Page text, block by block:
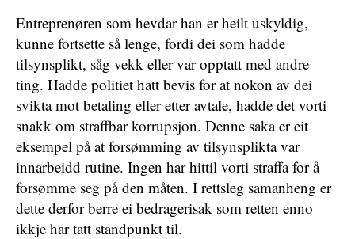
Entreprenøren som hevdar han er heilt uskyldig,
kunne fortsette så lenge, fordi dei som hadde
tilsynsplikt, såg vekk eller var opptatt med andre
ting. Hadde politiet hatt bevis for at nokon av dei
svikta mot betaling eller etter avtale, hadde det vorti
snakk om straffbar korrupsjon. Denne saka er eit
eksempel på at forsømming av tilsynsplikta var
innarbeidd rutine. Ingen har hittil vorti straffa for å
forsømme seg på den måten. I rettsleg samanheng er
dette derfor berre ei bedragerisak som retten enno
ikkje har tatt standpunkt til.